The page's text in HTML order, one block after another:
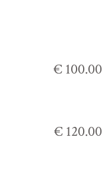
€ 100.00
€ 120.00